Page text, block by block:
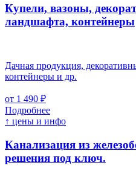
Купели, вазоны,
ландшафта, контейнеры
Дачная продукция,
контейнеры и др.
от 1 490 ₽
Подробнее
↑ цены и инфо
Канализация из
решения под ключ.